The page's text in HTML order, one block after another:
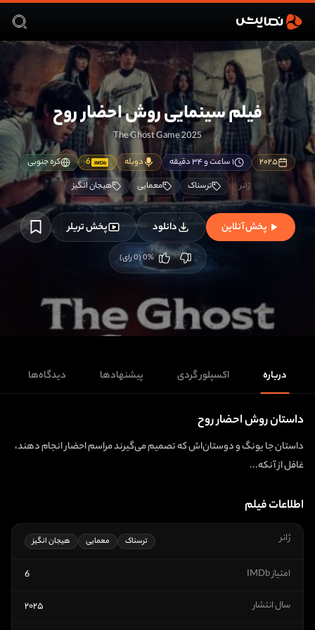
فیلم سینمایی روش احضار روح
The Ghost Game 2025
۲۰۲۵ ۱ ساعت و ۳۴ دقیقه دوبله IMDb
6
کره جنوبی
ترسناک
معمایی هیجان انگیز
پخش آنلاین دانلود پخش تریلر
0%
(
0رای)
درباره اکسپلور گردی پیشنهادها دیدگاه‌ها
داستان روش احضار روح
داستان جا یونگ و دوستان‌اش که تصمیم می‌گیرند مراسم احضار انجام دهند،
غافل از آنکه...
اطلاعات فیلم
ژانر ترسناک معمایی هیجان انگیز
امتیاز IMDb 6
سال انتشار ۲۰۲۵